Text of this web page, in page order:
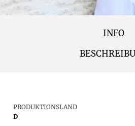
INFO
PRODUKTIONSLAND
D